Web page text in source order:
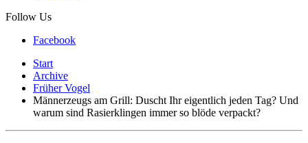
Follow Us
Facebook
Start
Archive
Früher Vogel
Männerzeugs am Grill: Duscht Ihr eigentlich jeden Tag? Und
warum sind Rasierklingen immer so blöde verpackt?